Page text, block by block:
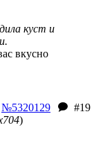
куст и
вкусно
№5320129
#19
)